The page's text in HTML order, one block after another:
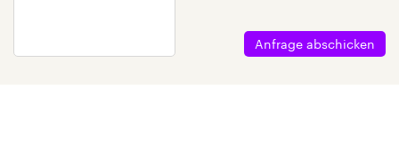
Anfrage abschicken